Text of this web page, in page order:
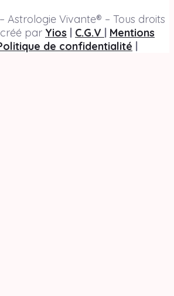
Astrologie Vivante® – Tous droits
par Yios | C.G.V | Mentions
de confidentialité |